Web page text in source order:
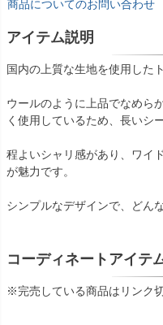
商品についてのお問い合わせ
アイテム説明
国内の上質な生地を使用した
ウールのように上品でなめら
く使用しているため、長いシ
程よいシャリ感があり、ワイ
が魅力です。
シンプルなデザインで、どん
コーディネートアイテ
※完売している商品はリンク